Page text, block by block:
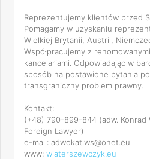
Reprezentujemy klientów przed
Pomagamy w uzyskaniu
Wielkiej Brytanii, Austrii,
Współpracujemy z
kancelariami. Odpowiadając w
sposób na postawione pytania
transgraniczny problem prawny.
Kontakt:
(+48) 790-899-844 (adw. Konrad
Foreign Lawyer)
e-mail: adwokat.ws@onet.eu
www: wiaterszewczyk.eu